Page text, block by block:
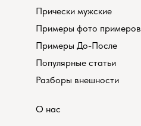
Прически мужские
Примеры фото примеров
Примеры До-После
Популярные статьи
Разборы внешности
О нас